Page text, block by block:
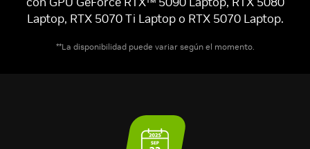
Laptop, RTX 5070 Ti Laptop o RTX 5070 Laptop.
**La disponibilidad puede variar según el momento.